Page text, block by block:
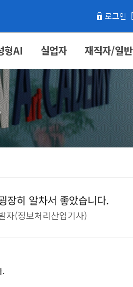
로그인
형AI 실업자 재직자/일반
장히 알차서 좋았습니다.
(정보처리산업기사)
.